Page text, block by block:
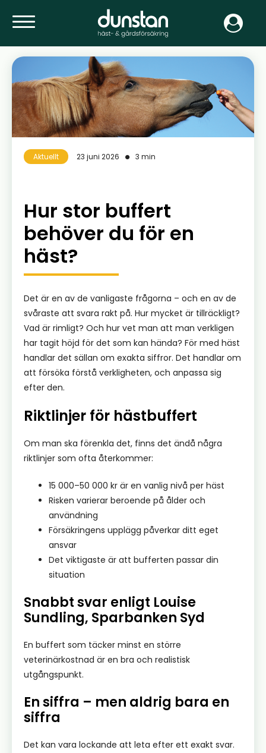
Aktuellt 23 juni 2026 3 min
Hur stor buffert
behöver du för en
häst?
Det är en av de vanligaste frågorna – och en av de
svåraste att svara rakt på. Hur mycket är tillräckligt?
Vad är rimligt? Och hur vet man att man verkligen
har tagit höjd för det som kan hända? För med häst
handlar det sällan om exakta siffror. Det handlar om
att försöka förstå verkligheten, och anpassa sig
efter den.
Riktlinjer för hästbuffert
Om man ska förenkla det, finns det ändå några
riktlinjer som ofta återkommer:
15 000–50 000 kr är en vanlig nivå per häst
Risken varierar beroende på ålder och
användning
Försäkringens upplägg påverkar ditt eget
ansvar
Det viktigaste är att bufferten passar din
situation
Snabbt svar enligt Louise
Sundling, Sparbanken Syd
En buffert som täcker minst en större
veterinärkostnad är en bra och realistisk
utgångspunkt.
En siffra – men aldrig bara en
siffra
Det kan vara lockande att leta efter ett exakt svar.